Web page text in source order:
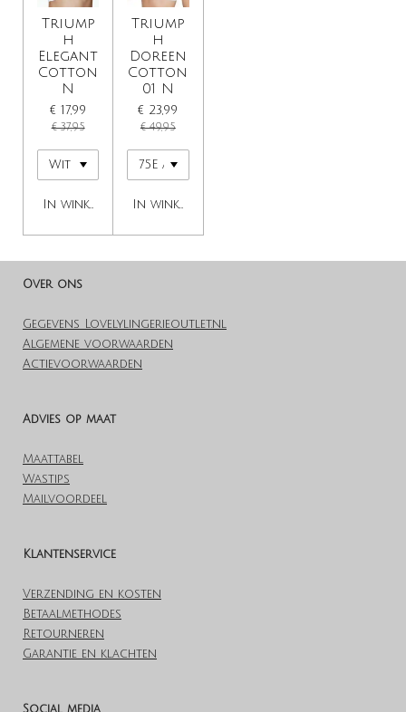
Triump
h
Elegant
Cotton
N
€ 17,99
€ 37,95
In winkelwagen
Triump
h
Doreen
Cotton
01 N
€ 23,99
€ 49,95
In winkelwagen
Over ons
Gegevens Lovelylingerieoutlet.nl
Algemene voorwaarden
Actievoorwaarden
Advies op maat
Maattabel
Wastips
Mailvoordeel
Klantenservice
Verzending en kosten
Betaalmethodes
Retourneren
Garantie en klachten
Social media